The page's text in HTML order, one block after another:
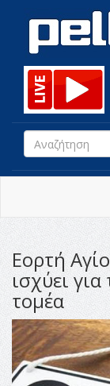
Εορτή
ισχύει
τομέα